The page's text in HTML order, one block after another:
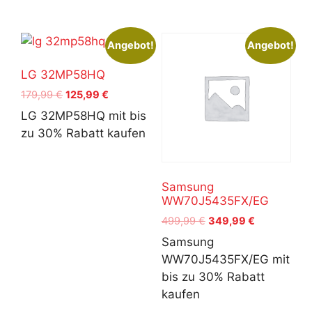
Angebot!
LG 32MP58HQ
179,99€ Ursprünglicher
Preis
war:
179,99 €
125,99 €
Preis
ist:
125,99 €.
LG 32MP58HQ mit bis
zu 30% Rabatt kaufen
Angebot!
Samsung
WW70J5435FX/EG
499,99€ Ursprünglicher
war:
499,99 €
349,99 €Aktueller
349,99 €.
Samsung
WW70J5435FX/EG mit
bis zu 30% Rabatt
kaufen